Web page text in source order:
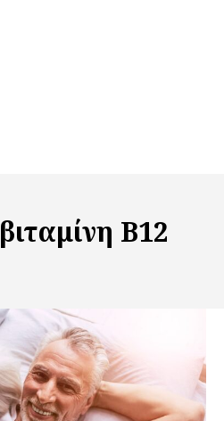
βιταμίνη B12